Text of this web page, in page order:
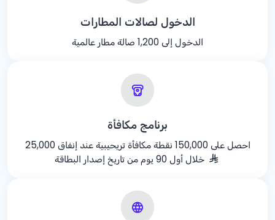
الدخول لصالات المطارات
الدخول إلى 1,200 صالة مطار عالمية
برنامج مكافأة
احصل على 150,000 نقطة مكافأة تريحيبية عند إنفاق 25,000
خلال أول 90 يوم من تاريخ إصدار البطاقة